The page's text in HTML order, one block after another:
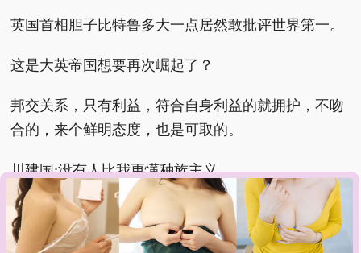
英国首相胆子比特鲁多大一点居然敢批评世界第一。
这是大英帝国想要再次崛起了？
邦交关系，只有利益，符合自身利益的就拥护，不吻
合的，来个鲜明态度，也是可取的。
川建国:没有人比我更懂种族主义。
英国表个态算什么，又不谴责美国警察。他说希望示
威和平进行，也就是说反对暴力咯。